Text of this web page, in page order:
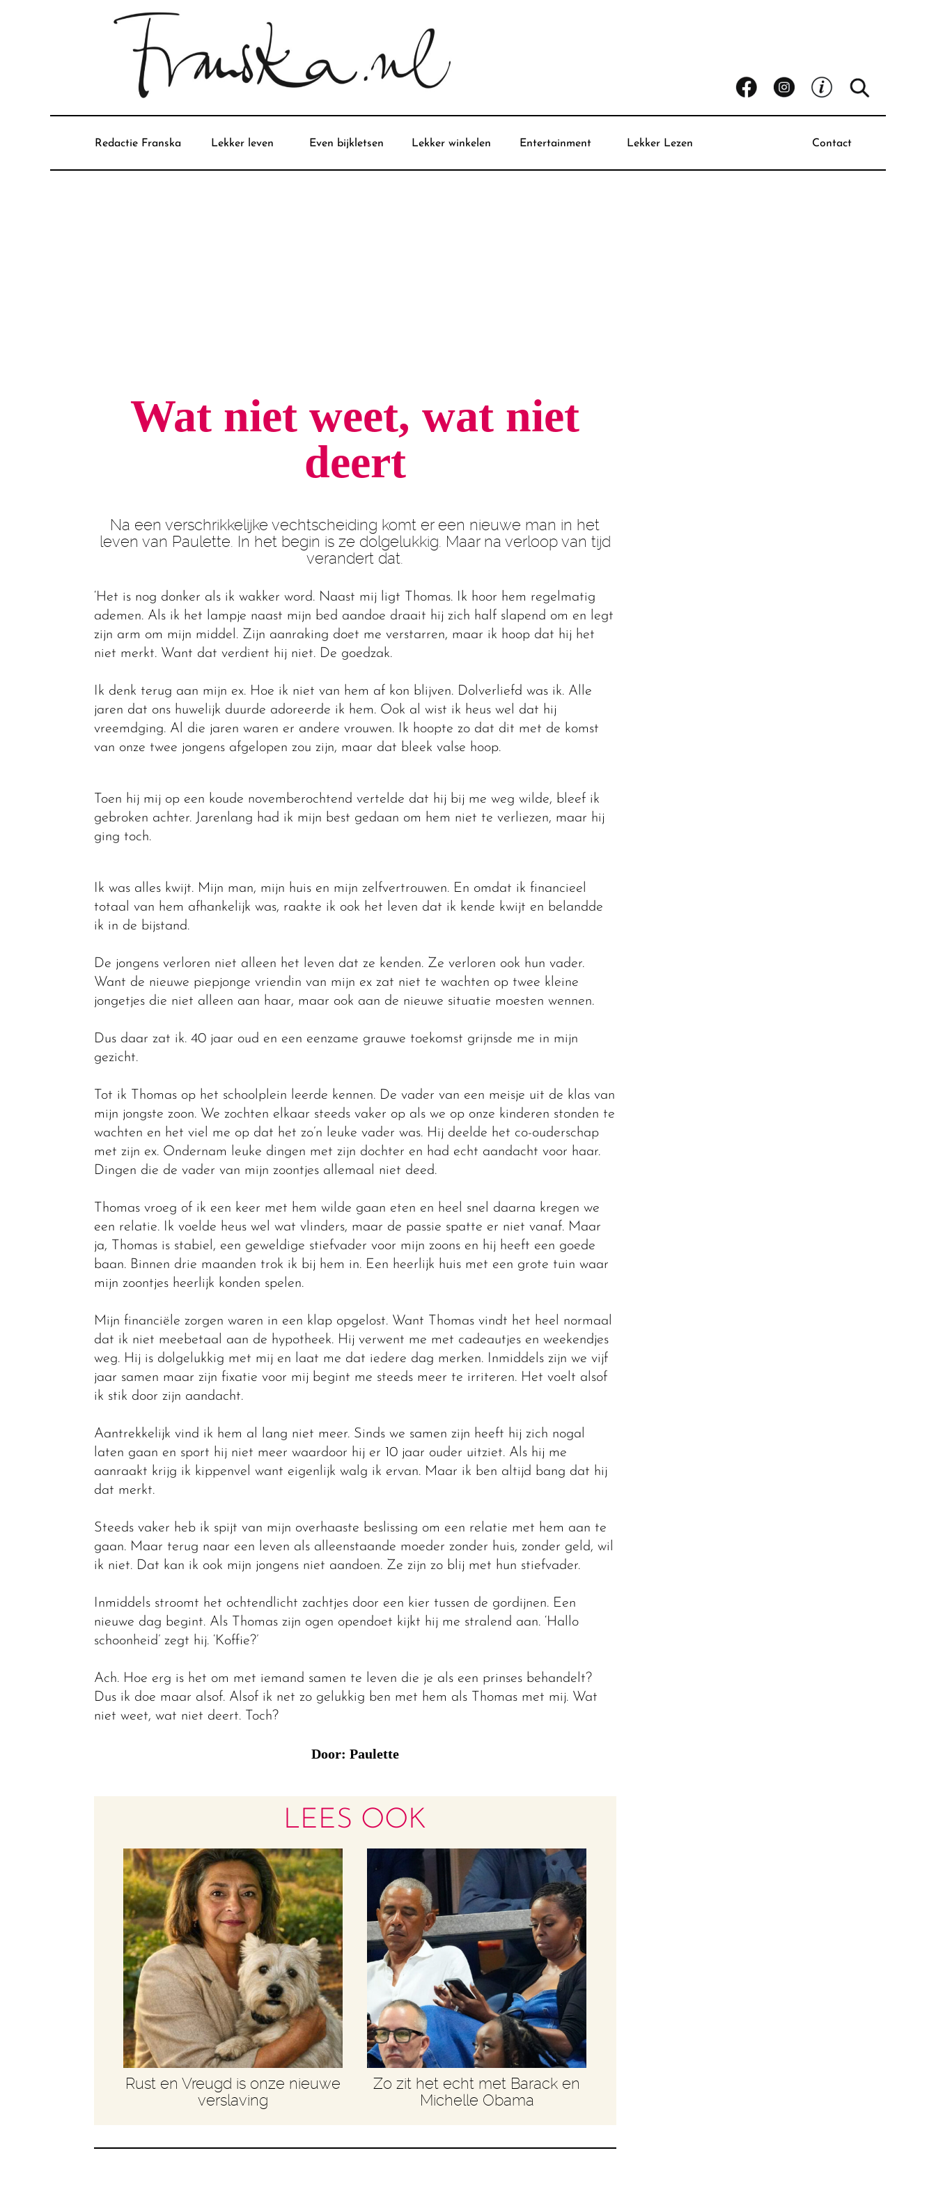
Redactie Franska Lekker leven Even bijkletsen Lekker winkelen Entertainment Lekker Lezen Contact
Wat niet weet, wat niet
deert
Na een verschrikkelijke vechtscheiding komt er een nieuwe man in het
leven van Paulette. In het begin is ze dolgelukkig. Maar na verloop van tijd
verandert dat.
‘Het is nog donker als ik wakker word. Naast mij ligt Thomas. Ik hoor hem regelmatig
ademen. Als ik het lampje naast mijn bed aandoe draait hij zich half slapend om en legt
zijn arm om mijn middel. Zijn aanraking doet me verstarren, maar ik hoop dat hij het
niet merkt. Want dat verdient hij niet. De goedzak.
Ik denk terug aan mijn ex. Hoe ik niet van hem af kon blijven. Dolverliefd was ik. Alle
jaren dat ons huwelijk duurde adoreerde ik hem. Ook al wist ik heus wel dat hij
vreemdging. Al die jaren waren er andere vrouwen. Ik hoopte zo dat dit met de komst
van onze twee jongens afgelopen zou zijn, maar dat bleek valse hoop.
Toen hij mij op een koude novemberochtend vertelde dat hij bij me weg wilde, bleef ik
gebroken achter. Jarenlang had ik mijn best gedaan om hem niet te verliezen, maar hij
ging toch.
Ik was alles kwijt. Mijn man, mijn huis en mijn zelfvertrouwen. En omdat ik financieel
totaal van hem afhankelijk was, raakte ik ook het leven dat ik kende kwijt en belandde
ik in de bijstand.
De jongens verloren niet alleen het leven dat ze kenden. Ze verloren ook hun vader.
Want de nieuwe piepjonge vriendin van mijn ex zat niet te wachten op twee kleine
jongetjes die niet alleen aan haar, maar ook aan de nieuwe situatie moesten wennen.
Dus daar zat ik. 40 jaar oud en een eenzame grauwe toekomst grijnsde me in mijn
gezicht.
Tot ik Thomas op het schoolplein leerde kennen. De vader van een meisje uit de klas van
mijn jongste zoon. We zochten elkaar steeds vaker op als we op onze kinderen stonden te
wachten en het viel me op dat het zo’n leuke vader was. Hij deelde het co-ouderschap
met zijn ex. Ondernam leuke dingen met zijn dochter en had echt aandacht voor haar.
Dingen die de vader van mijn zoontjes allemaal niet deed.
Thomas vroeg of ik een keer met hem wilde gaan eten en heel snel daarna kregen we
een relatie. Ik voelde heus wel wat vlinders, maar de passie spatte er niet vanaf. Maar
ja, Thomas is stabiel, een geweldige stiefvader voor mijn zoons en hij heeft een goede
baan. Binnen drie maanden trok ik bij hem in. Een heerlijk huis met een grote tuin waar
mijn zoontjes heerlijk konden spelen.
Mijn financiële zorgen waren in een klap opgelost. Want Thomas vindt het heel normaal
dat ik niet meebetaal aan de hypotheek. Hij verwent me met cadeautjes en weekendjes
weg. Hij is dolgelukkig met mij en laat me dat iedere dag merken. Inmiddels zijn we vijf
jaar samen maar zijn fixatie voor mij begint me steeds meer te irriteren. Het voelt alsof
ik stik door zijn aandacht.
Aantrekkelijk vind ik hem al lang niet meer. Sinds we samen zijn heeft hij zich nogal
laten gaan en sport hij niet meer waardoor hij er 10 jaar ouder uitziet. Als hij me
aanraakt krijg ik kippenvel want eigenlijk walg ik ervan. Maar ik ben altijd bang dat hij
dat merkt.
Steeds vaker heb ik spijt van mijn overhaaste beslissing om een relatie met hem aan te
gaan. Maar terug naar een leven als alleenstaande moeder zonder huis, zonder geld, wil
ik niet. Dat kan ik ook mijn jongens niet aandoen. Ze zijn zo blij met hun stiefvader.
Inmiddels stroomt het ochtendlicht zachtjes door een kier tussen de gordijnen. Een
nieuwe dag begint. Als Thomas zijn ogen opendoet kijkt hij me stralend aan. ‘Hallo
schoonheid’ zegt hij. ‘Koffie?’
Ach. Hoe erg is het om met iemand samen te leven die je als een prinses behandelt?
Dus ik doe maar alsof. Alsof ik net zo gelukkig ben met hem als Thomas met mij. Wat
niet weet, wat niet deert. Toch?
Door: Paulette
LEES OOK
Rust en Vreugd is onze nieuwe
verslaving
Zo zit het echt met Barack en
Michelle Obama